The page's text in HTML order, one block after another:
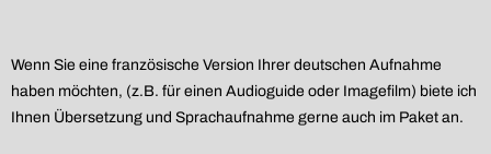
Wenn Sie eine französische Version Ihrer deutschen Aufnahme
haben möchten, (z.B. für einen Audioguide oder Imagefilm) biete ich
Ihnen Übersetzung und Sprachaufnahme gerne auch im Paket an.